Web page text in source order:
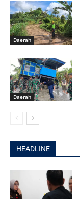
Daerah
Daerah
HEADLINE